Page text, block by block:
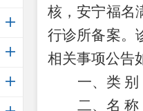
核，安宁福名
行诊所备案。
相关事项公告
一、类 别
二、名 称